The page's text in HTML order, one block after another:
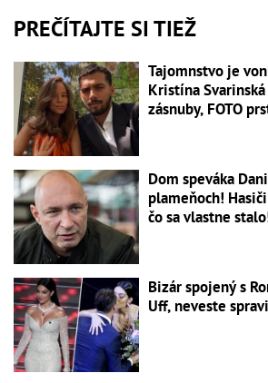
PREČÍTAJTE SI TIEŽ
Tajomnstvo je
Kristína Svarinská
zásnuby, FOTO
Dom speváka
plameňoch!
čo sa vlastne
Bizár spojený s
Uff, neveste